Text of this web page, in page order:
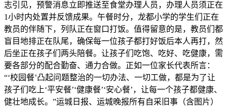
志引见，预警消息立即推送至食堂办理人员，办理人员须正在
1小时内处置并反馈成果。午餐时分，龙都小学的学生们正在
教员的伴随下，列队正在窗口打饭。值得留意的是，教员们都
盲目地排正在队尾，确保每一位孩子都打好饭后本人再打，然
后坐正在孩子们两头陪餐。让孩子们吃饱、吃好、吃健康，需
要各部分的配合勤奋、通力合做。正如一位家长代表所言：
“‘校园餐’凸起问题整治的一切办法、一切工做，都是为了让
孩子们吃上‘平安餐’‘健康餐’‘安心餐’，让每一个孩子都健康、
健壮地成长。”运城日报、运城晚报所有自采旧事（含图片）